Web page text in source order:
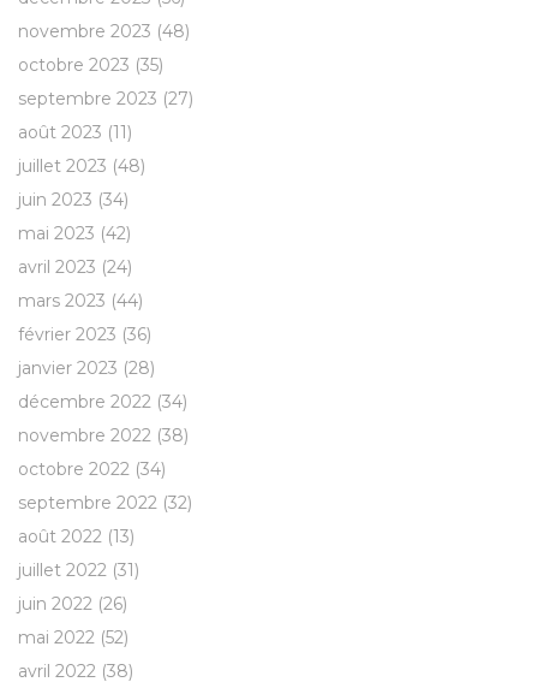
novembre 2023 (48)
octobre 2023 (35)
septembre 2023 (27)
août 2023 (11)
juillet 2023 (48)
juin 2023 (34)
mai 2023 (42)
avril 2023 (24)
mars 2023 (44)
février 2023 (36)
janvier 2023 (28)
décembre 2022 (34)
novembre 2022 (38)
octobre 2022 (34)
septembre 2022 (32)
août 2022 (13)
juillet 2022 (31)
juin 2022 (26)
mai 2022 (52)
avril 2022 (38)